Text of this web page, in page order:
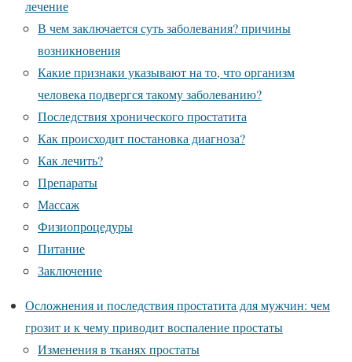
лечение
В чем заключается суть заболевания? причины
возникновения
Какие признаки указывают на то, что организм
человека подвергся такому заболеванию?
Последствия хронического простатита
Как происходит постановка диагноза?
Как лечить?
Препараты
Массаж
Физиопроцедуры
Питание
Заключение
Осложнения и последствия простатита для мужчин: чем
грозит и к чему приводит воспаление простаты
Изменения в тканях простаты